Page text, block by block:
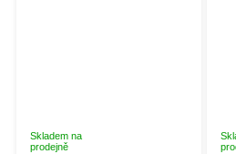
Skladem na
prodejně